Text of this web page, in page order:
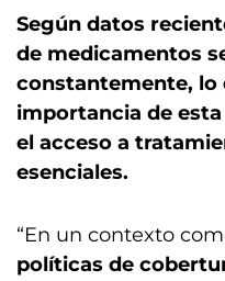
Según datos
de medicamentos
constantemente, lo
importancia de
el acceso a
esenciales.
“En un contexto
políticas de